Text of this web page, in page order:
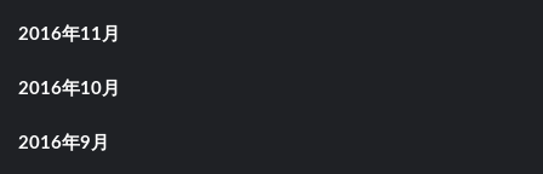
2016年11月
2016年10月
2016年9月